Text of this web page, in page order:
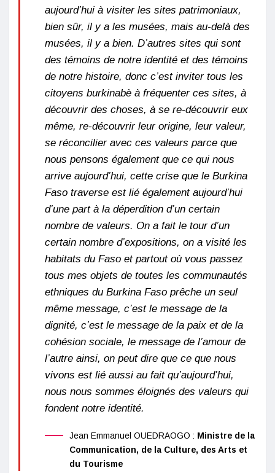
aujourd’hui à visiter les sites patrimoniaux,
bien sûr, il y a les musées, mais au-delà des
musées, il y a bien. D’autres sites qui sont
des témoins de notre identité et des témoins
de notre histoire, donc c’est inviter tous les
citoyens burkinabè à fréquenter ces sites, à
découvrir des choses, à se re-découvrir eux
même, re-découvrir leur origine, leur valeur,
se réconcilier avec ces valeurs parce que
nous pensons également que ce qui nous
arrive aujourd’hui, cette crise que le Burkina
Faso traverse est lié également aujourd’hui
d’une part à la déperdition d’un certain
nombre de valeurs. On a fait le tour d’un
certain nombre d’expositions, on a visité les
habitats du Faso et partout où vous passez
tous mes objets de toutes les communautés
ethniques du Burkina Faso prêche un seul
même message, c’est le message de la
dignité, c’est le message de la paix et de la
cohésion sociale, le message de l’amour de
l’autre ainsi, on peut dire que ce que nous
vivons est lié aussi au fait qu’aujourd’hui,
nous nous sommes éloignés des valeurs qui
fondent notre identité.
Jean Emmanuel OUEDRAOGO : Ministre de la
Communication, de la Culture, des Arts et
du Tourisme